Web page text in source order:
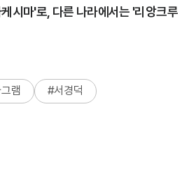
시마'로, 다른 나라에서는 '리앙크루
램 #서경덕